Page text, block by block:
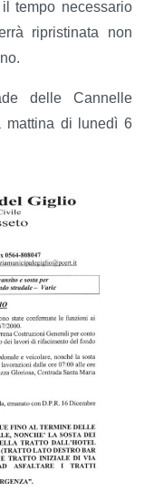
tempo necessario
ripristinata non
delle Cannelle
mattina di lunedì 6